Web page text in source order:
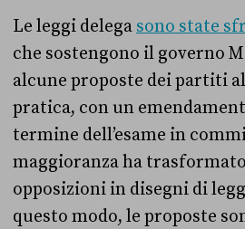
Le leggi delega sono state
che sostengono il governo
alcune proposte dei partiti
pratica, con un
termine dell’esame in
maggioranza ha
opposizioni in disegni di
questo modo, le proposte